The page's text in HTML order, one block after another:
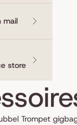
mail
store
Trompet